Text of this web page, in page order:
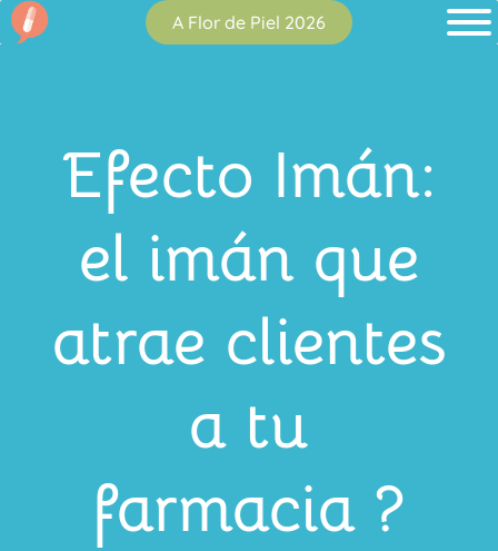
A Flor de Piel 2026
Efecto Imán:
el imán que
atrae clientes
a tu
farmacia ?